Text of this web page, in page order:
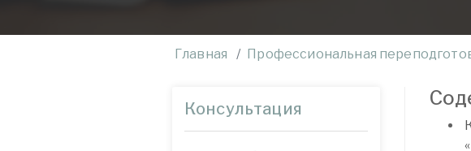
Главная Профессиональная
Консультация